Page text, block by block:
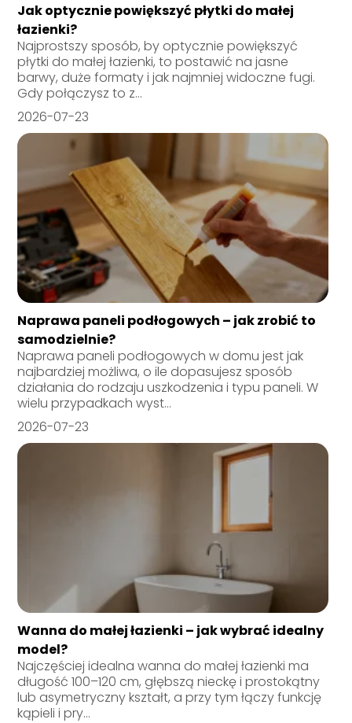
Jak optycznie powiększyć płytki do małej
łazienki?
Najprostszy sposób, by optycznie powiększyć
płytki do małej łazienki, to postawić na jasne
barwy, duże formaty i jak najmniej widoczne fugi.
Gdy połączysz to z...
2026-07-23
Naprawa paneli podłogowych – jak zrobić to
samodzielnie?
Naprawa paneli podłogowych w domu jest jak
najbardziej możliwa, o ile dopasujesz sposób
działania do rodzaju uszkodzenia i typu paneli. W
wielu przypadkach wyst...
2026-07-23
Wanna do małej łazienki – jak wybrać idealny
model?
Najczęściej idealna wanna do małej łazienki ma
długość 100–120 cm, głębszą nieckę i prostokątny
lub asymetryczny kształt, a przy tym łączy funkcję
kąpieli i pry...